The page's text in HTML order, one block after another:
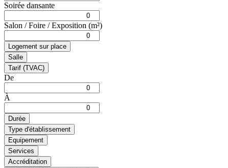
Soirée dansante
Salon / Foire / Exposition (m²)
Logement sur place
Salle
Tarif (TVAC)
De
À
Durée
Type d'établissement
Equipement
Services
Accréditation